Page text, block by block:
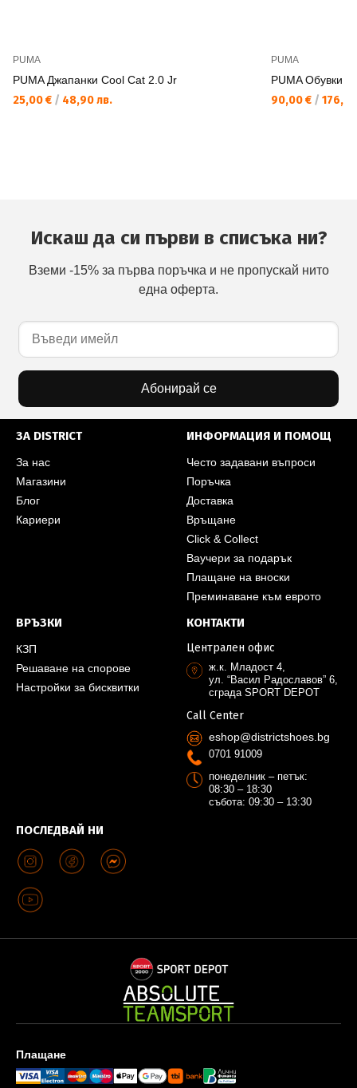
PUMA
PUMA Джапанки Cool Cat 2.0 Jr
25,00 € / 48,90 лв.
PUMA
PUMA Обувки
90,00 € /
Искаш да си първи в списъка ни?
Вземи -15% за първа поръчка и не пропускай нито
една оферта.
Абонирай се
ЗА DISTRICT
За нас
Магазини
Блог
Кариери
ИНФОРМАЦИЯ И ПОМОЩ
Често задавани въпроси
Поръчка
Доставка
Връщане
Click & Collect
Ваучери за подарък
Плащане на вноски
Преминаване към еврото
ВРЪЗКИ
КЗП
Решаване на спорове
Настройки за бисквитки
ПОСЛЕДВАЙ НИ
КОНТАКТИ
Централен офис
ж.к. Младост 4,
ул. “Васил Радославов” 6,
сграда SPORT DEPOT
Call Center
eshop@districtshoes.bg
0701 91009
понеделник – петък:
08:30 – 18:30
събота: 09:30 – 13:30
Плащане